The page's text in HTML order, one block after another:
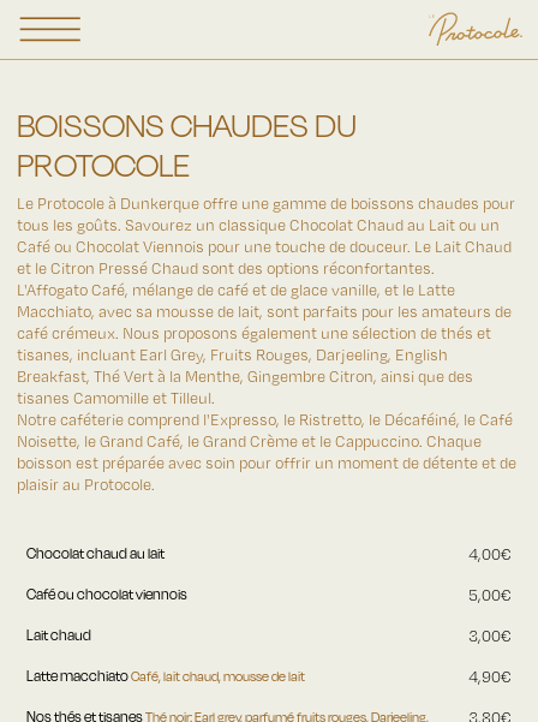
BOISSONS CHAUDESDU
PROTOCOLE
Le Protocole à Dunkerque offre une gamme de boissons chaudes pour
tous les goûts. Savourez un classique Chocolat Chaud au Lait ou un
Café ou Chocolat Viennois pour une touche de douceur. Le Lait Chaud
et le Citron Pressé Chaud sont des options réconfortantes.
L'Affogato Café, mélange de café et de glace vanille, et le Latte
Macchiato, avec sa mousse de lait, sont parfaits pour les amateurs de
café crémeux. Nous proposons également une sélection de thés et
tisanes, incluant Earl Grey, Fruits Rouges, Darjeeling, English
Breakfast, Thé Vert à la Menthe, Gingembre Citron, ainsi que des
tisanes Camomille et Tilleul.
Notre caféterie comprend l'Expresso, le Ristretto, le Décaféiné, le Café
Noisette, le Grand Café, le Grand Crème et le Cappuccino. Chaque
boisson est préparée avec soin pour offrir un moment de détente et de
plaisir au Protocole.
Chocolat chaud au lait
4,00€
Café ou chocolat viennois
5,00€
Lait chaud
3,00€
Latte macchiatoCafé, lait chaud, mousse de lait
4,90€
Nos thés et tisanesThé noir: Earl grey, parfumé fruits rouges, Darjeeling,
3,80€